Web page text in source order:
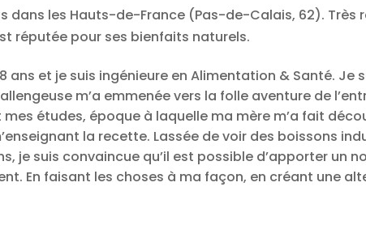
dans les Hauts-de-France (Pas-de-Calais, 62).
réputée pour ses bienfaits naturels.
ans et je suis ingénieure en Alimentation & Santé.
m’a emmenée vers la folle aventure de
études, époque à laquelle ma mère m’a fait
la recette. Lassée de voir des boissons
je suis convaincue qu’il est possible d’apporter un
En faisant les choses à ma façon, en créant une